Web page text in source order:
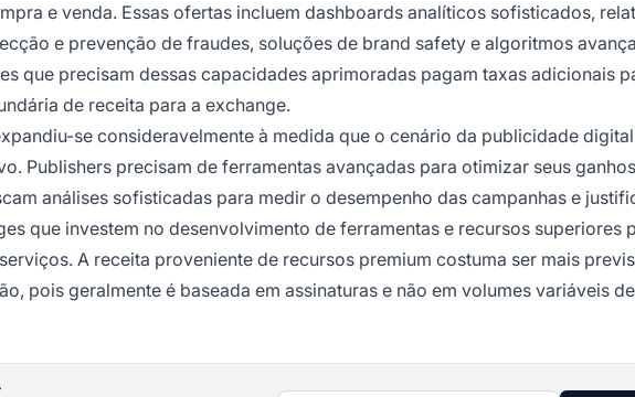
e venda. Essas ofertas incluem dashboards analíticos sofisticados,
e prevenção de fraudes, soluções de brand safety e algoritmos
que precisam dessas capacidades aprimoradas pagam taxas adicionais
de receita para a exchange.
se consideravelmente à medida que o cenário da publicidade
Publishers precisam de ferramentas avançadas para otimizar seus
análises sofisticadas para medir o desempenho das campanhas e
que investem no desenvolvimento de ferramentas e recursos superiores
A receita proveniente de recursos premium costuma ser mais
pois geralmente é baseada em assinaturas e não em volumes variáveis de